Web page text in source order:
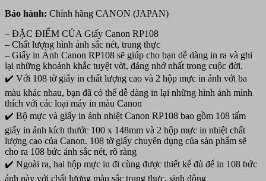
Bảo hành: Chính hãng CANON (JAPAN)
– ĐẶC ĐIỂM CỦA Giấy Canon RP108
– Chất lượng hình ảnh sắc nét, trung thực
– Giấy in Ảnh Canon RP108 sẽ giúp cho bạn dễ dàng in ra và ghi
lại những khoảnh khắc tuyệt vời, đáng nhớ nhất trong cuộc đời.
✔️ Với 108 tờ giấy in chất lượng cao và 2 hộp mực in ảnh với ba
màu khác nhau, bạn đã có thể dễ dàng in lại những hình ảnh mình
thích với các loại máy in màu Canon
✔️ Bộ mực và giấy in ảnh nhiệt Canon RP108 bao gồm 108 tấm
giấy in ảnh kích thước 100 x 148mm và 2 hộp mực in nhiệt chất
lượng cao của Canon. 108 tờ giấy chuyên dụng của sản phẩm sẽ
cho ra 108 bức ảnh sắc nét, rõ ràng
✔️ Ngoài ra, hai hộp mực in đi cùng được thiết kế đủ để in 108 bức
ảnh này với chất lượng màu sắc trung thực, sinh động